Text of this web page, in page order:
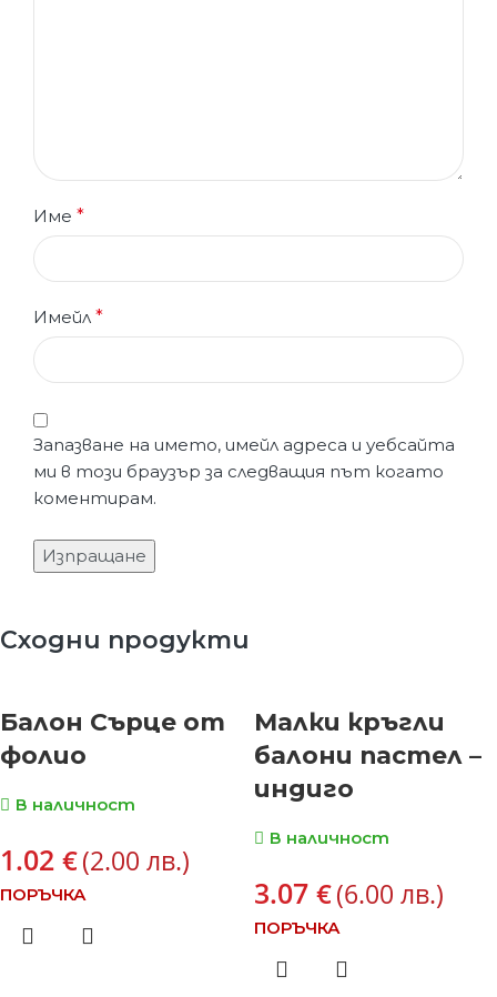
Име *
Имейл *
Запазване на името, имейл адреса и уебсайта
ми в този браузър за следващия път когато
коментирам.
Сходни продукти
Балон Сърце от
фолио
В наличност
1.02 €(2.00 лв.)
ПОРЪЧКА
Малки кръгли
балони пастел –
индиго
В наличност
3.07 €(6.00 лв.)
ПОРЪЧКА